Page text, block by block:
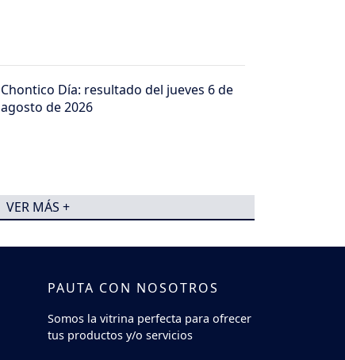
Chontico Día: resultado del jueves 6 de
agosto de 2026
VER MÁS +
PAUTA CON NOSOTROS
Somos la vitrina perfecta para ofrecer
tus productos y/o servicios